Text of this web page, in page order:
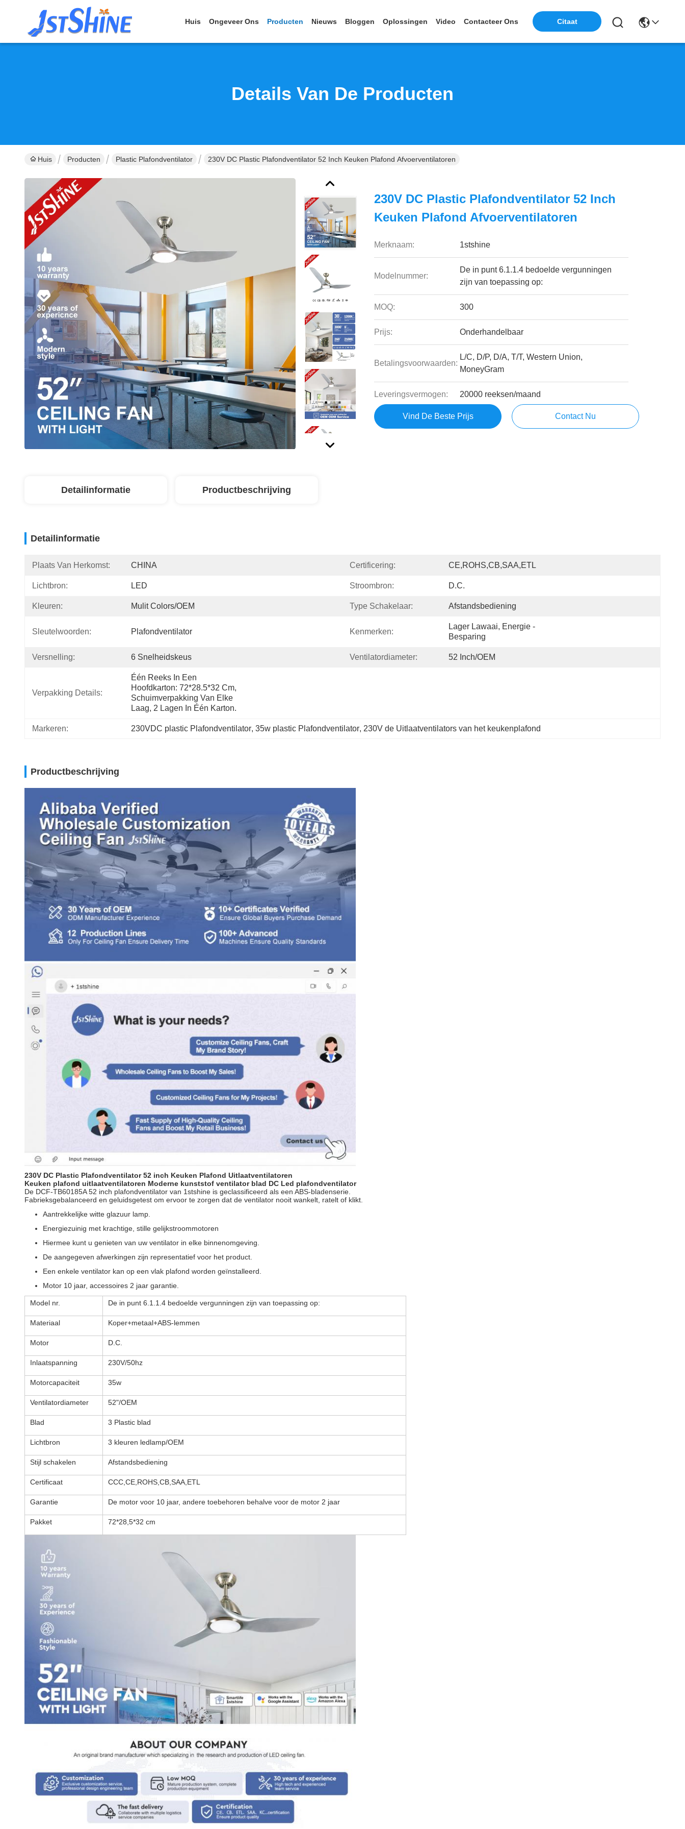
Huis Ongeveer Ons Producten Nieuws Bloggen Oplossingen Video Contacteer Ons Citaat
Details Van De Producten
Huis Producten Plastic Plafondventilator 230V DC Plastic Plafondventilator 52 Inch Keuken Plafond Afvoerventilatoren
230V DC Plastic Plafondventilator 52 Inch
Keuken Plafond Afvoerventilatoren
Merknaam: 1stshine
Modelnummer:
De in punt 6.1.1.4 bedoelde vergunningen
zijn van toepassing op:
MOQ: 300
Prijs: Onderhandelbaar
Betalingsvoorwaarden:
L/C, D/P, D/A, T/T, Western Union,
MoneyGram
Leveringsvermogen: 20000 reeksen/maand
Vind De Beste Prijs Contact Nu
Detailinformatie Productbeschrijving
Detailinformatie
Plaats Van Herkomst: CHINA Certificering: CE,ROHS,CB,SAA,ETL
Lichtbron: LED Stroombron: D.C.
Kleuren: Mulit Colors/OEM Type Schakelaar: Afstandsbediening
Sleutelwoorden: Plafondventilator Kenmerken:
Lager Lawaai, Energie -
Besparing
Versnelling: 6 Snelheidskeus Ventilatordiameter: 52 Inch/OEM
Verpakking Details:
Één Reeks In Een
Hoofdkarton: 72*28.5*32 Cm,
Schuimverpakking Van Elke
Laag, 2 Lagen In Één Karton.
Markeren: 230VDC plastic Plafondventilator, 35w plastic Plafondventilator, 230V de Uitlaatventilators van het keukenplafond
Productbeschrijving
230V DC Plastic Plafondventilator 52 inch Keuken Plafond Uitlaatventilatoren
Keuken plafond uitlaatventilatoren Moderne kunststof ventilator blad DC Led plafondventilator
De DCF-TB60185A 52 inch plafondventilator van 1stshine is geclassificeerd als een ABS-bladenserie.
Fabrieksgebalanceerd en geluidsgetest om ervoor te zorgen dat de ventilator nooit wankelt, ratelt of klikt.
Aantrekkelijke witte glazuur lamp.
Energiezuinig met krachtige, stille gelijkstroommotoren
Hiermee kunt u genieten van uw ventilator in elke binnenomgeving.
De aangegeven afwerkingen zijn representatief voor het product.
Een enkele ventilator kan op een vlak plafond worden geïnstalleerd.
Motor 10 jaar, accessoires 2 jaar garantie.
Model nr. De in punt 6.1.1.4 bedoelde vergunningen zijn van toepassing op:
Materiaal Koper+metaal+ABS-lemmen
Motor D.C.
Inlaatspanning 230V/50hz
Motorcapaciteit 35w
Ventilatordiameter 52"/OEM
Blad 3 Plastic blad
Lichtbron 3 kleuren ledlamp/OEM
Stijl schakelen Afstandsbediening
Certificaat CCC,CE,ROHS,CB,SAA,ETL
Garantie De motor voor 10 jaar, andere toebehoren behalve voor de motor 2 jaar
Pakket 72*28,5*32 cm